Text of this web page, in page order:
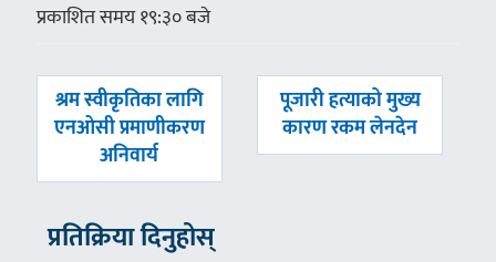
प्रकाशित समय १९:३० बजे
पछिल्लाे
-
श्रम स्वीकृतिका लागि
एनओसी प्रमाणीकरण
अनिवार्य
अघिल्लाे
-
पूजारी हत्याको मुख्य
कारण रकम लेनदेन
प्रतिक्रिया दिनुहोस्